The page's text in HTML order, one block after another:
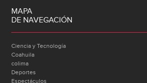
MAPA
DE NAVEGACIÓN
Ciencia y Tecnología
Coahuila
colima
Deportes
Espectáculos